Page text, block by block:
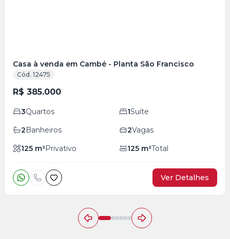
Casa à venda em Cambé - Planta São Francisco
Cód. 12475
R$ 385.000
3Quartos 1Suíte
2Banheiros 2Vagas
125 m²Privativo 125 m²Total
Ver Detalhes